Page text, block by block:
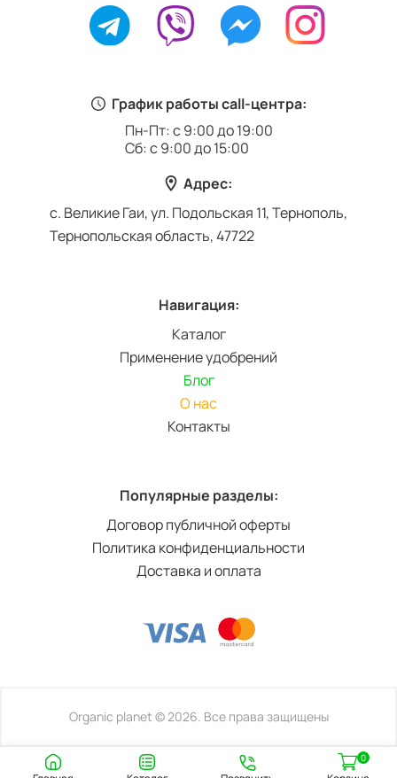
График работы call-центра:
Пн-Пт: с 9:00 до 19:00
Сб: с 9:00 до 15:00
Адрес:
с. Великие Гаи, ул. Подольская 11, Тернополь,
Тернопольская область, 47722
Навигация:
Каталог
Применение удобрений
Блог
О нас
Контакты
Популярные разделы:
Договор публичной оферты
Политика конфиденциальности
Доставка и оплата
Organic planet © 2026. Все права защищены
0